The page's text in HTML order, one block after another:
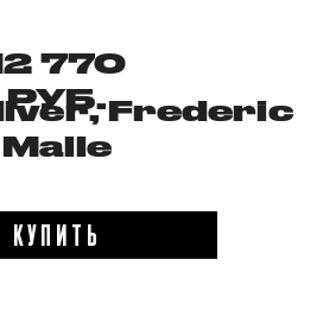
770
РУБ.
Frederic
Malle
КУПИТЬ